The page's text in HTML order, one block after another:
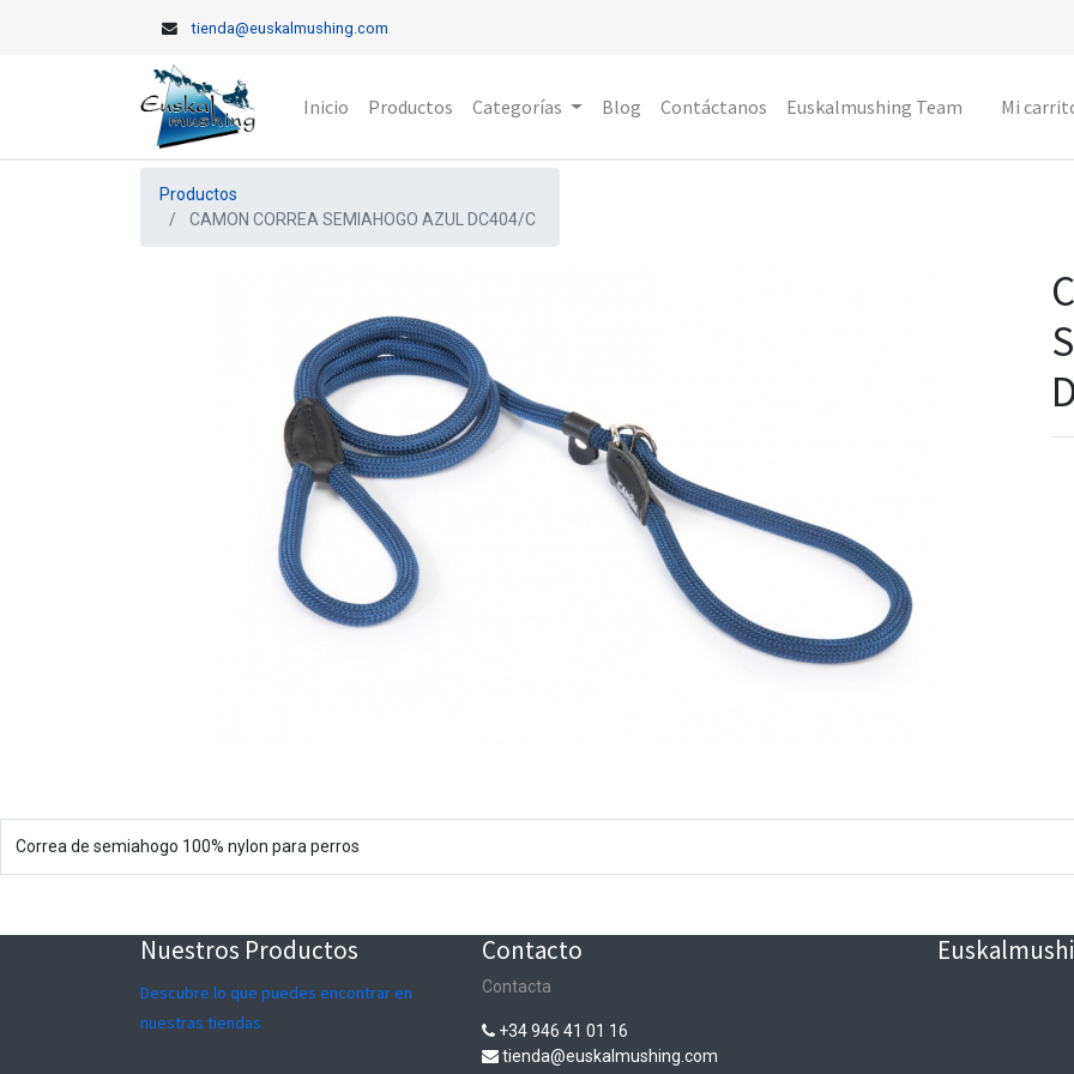
tienda@euskalmushing.com
Inicio Productos Categorías Blog Contáctanos Euskalmushing Team Mi
Productos
CAMON CORREA SEMIAHOGO AZUL DC404/C
Correa de semiahogo 100% nylon para perros
Nuestros Productos
Descubre lo que puedes encontrar en
nuestras tiendas
Contacto
Contacta
+34 946 41 01 16
tienda@euskalmushing.com